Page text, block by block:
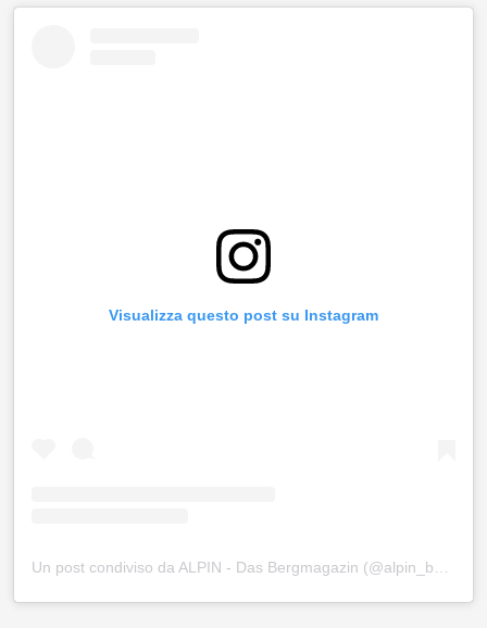
Visualizza questo post su Instagram